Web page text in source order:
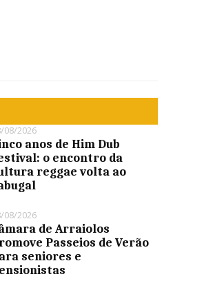
08/2026
anos de Him Dub
o encontro da
reggae volta ao
08/2026
de Arraiolos
Passeios de Verão
seniores e